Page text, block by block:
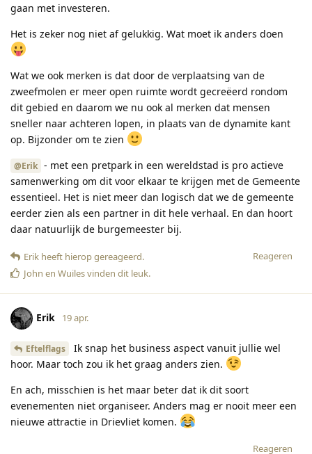
gaan met investeren.
Het is zeker nog niet af gelukkig. Wat moet ik anders doen
Wat we ook merken is dat door de verplaatsing van de
zweefmolen er meer open ruimte wordt gecreëerd rondom
dit gebied en daarom we nu ook al merken dat mensen
sneller naar achteren lopen, in plaats van de dynamite kant
op. Bijzonder om te zien
@Erik - met een pretpark in een wereldstad is pro actieve
samenwerking om dit voor elkaar te krijgen met de Gemeente
essentieel. Het is niet meer dan logisch dat we de gemeente
eerder zien als een partner in dit hele verhaal. En dan hoort
daar natuurlijk de burgemeester bij.
Reageren
Erik heeft hierop gereageerd.
John en Wuilesvinden dit leuk.
Erik 19 apr.
Eftelflags
Ik snap het business aspect vanuit jullie wel
hoor. Maar toch zou ik het graag anders zien.
En ach, misschien is het maar beter dat ik dit soort
evenementen niet organiseer. Anders mag er nooit meer een
nieuwe attractie in Drievliet komen.
Reageren